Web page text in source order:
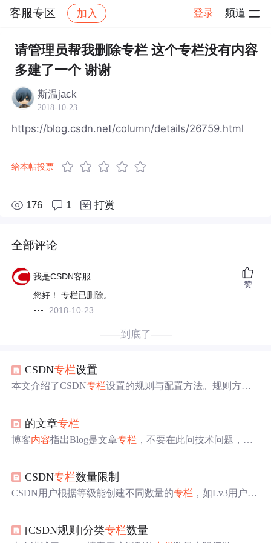
客服专区 加入 登录 频道
社区 客服专区 帖子详情
请管理员帮我删除专栏 这个专栏没有内容
多建了一个 谢谢
斯温jack
2018-10-23
https://blog.csdn.net/column/details/26759.html
给本帖投票
176 1 打赏
全部评论
我是CSDN客服
您好！ 专栏已删除。
2018-10-23
赞
——到底了——
CSDN专栏设置
本文介绍了CSDN专栏设置的规则与配置方法。规则方
评论删除被扣。配置方面，说明了新建一、二级
法，还有快捷编辑和拖拽操作。
的文章专栏
博客内容指出Blog是文章专栏 ，不要在此问技术问题，应
CSDN专栏数量限制
CSDN用户根据等级能创建不同数量的专栏 ，如Lv3用户限
分。要增加专栏 需提升等级或合理整合现有
[CSDN规则]分类专栏数量